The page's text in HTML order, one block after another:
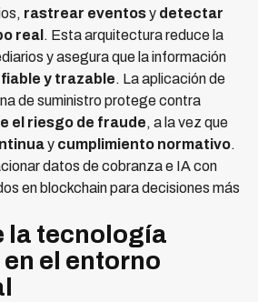
rastrear eventosy detectar
real . Esta arquitectura reduce la
y asegura que la información
y trazable. La aplicación de
de suministro protege contra
el riesgo de fraude, a la vez que
y cumplimiento normativo.
datos de cobranza e IA con
en blockchain para decisiones más
la tecnología
el entorno